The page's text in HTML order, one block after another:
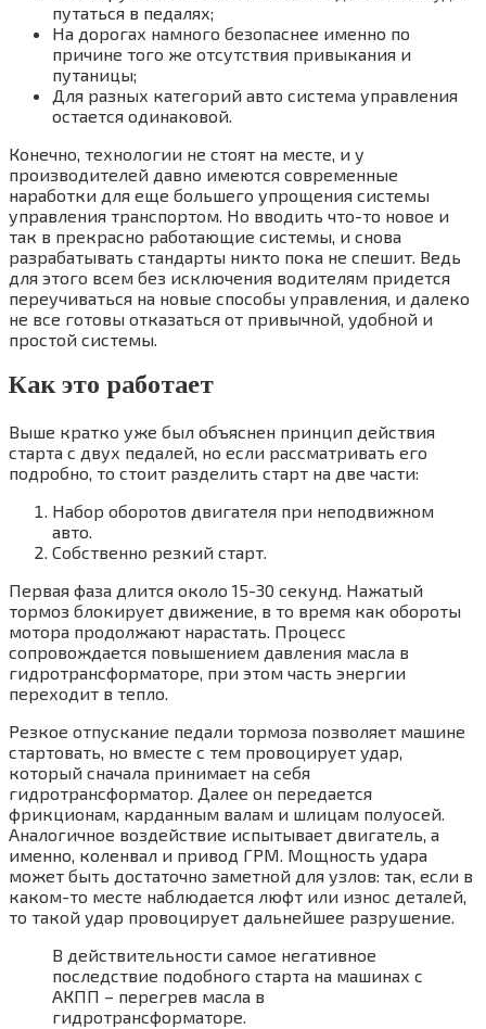
путаться в педалях;
На дорогах намного безопаснее именно по
причине того же отсутствия привыкания и
путаницы;
Для разных категорий авто система управления
остается одинаковой.
Конечно, технологии не стоят на месте, и у
производителей давно имеются современные
наработки для еще большего упрощения системы
управления транспортом. Но вводить что-то новое и
так в прекрасно работающие системы, и снова
разрабатывать стандарты никто пока не спешит. Ведь
для этого всем без исключения водителям придется
переучиваться на новые способы управления, и далеко
не все готовы отказаться от привычной, удобной и
простой системы.
Как это работает
Выше кратко уже был объяснен принцип действия
старта с двух педалей, но если рассматривать его
подробно, то стоит разделить старт на две части:
Набор оборотов двигателя при неподвижном
авто.
Собственно резкий старт.
Первая фаза длится около 15-30 секунд. Нажатый
тормоз блокирует движение, в то время как обороты
мотора продолжают нарастать. Процесс
сопровождается повышением давления масла в
гидротрансформаторе, при этом часть энергии
переходит в тепло.
Резкое отпускание педали тормоза позволяет машине
стартовать, но вместе с тем провоцирует удар,
который сначала принимает на себя
гидротрансформатор. Далее он передается
фрикционам, карданным валам и шлицам полуосей.
Аналогичное воздействие испытывает двигатель, а
именно, коленвал и привод ГРМ. Мощность удара
может быть достаточно заметной для узлов: так, если в
каком-то месте наблюдается люфт или износ деталей,
то такой удар провоцирует дальнейшее разрушение.
В действительности самое негативное
последствие подобного старта на машинах с
АКПП – перегрев масла в
гидротрансформаторе.